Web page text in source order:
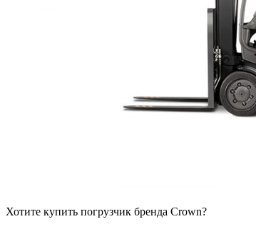
Хотите купить погрузчик бренда Crown?